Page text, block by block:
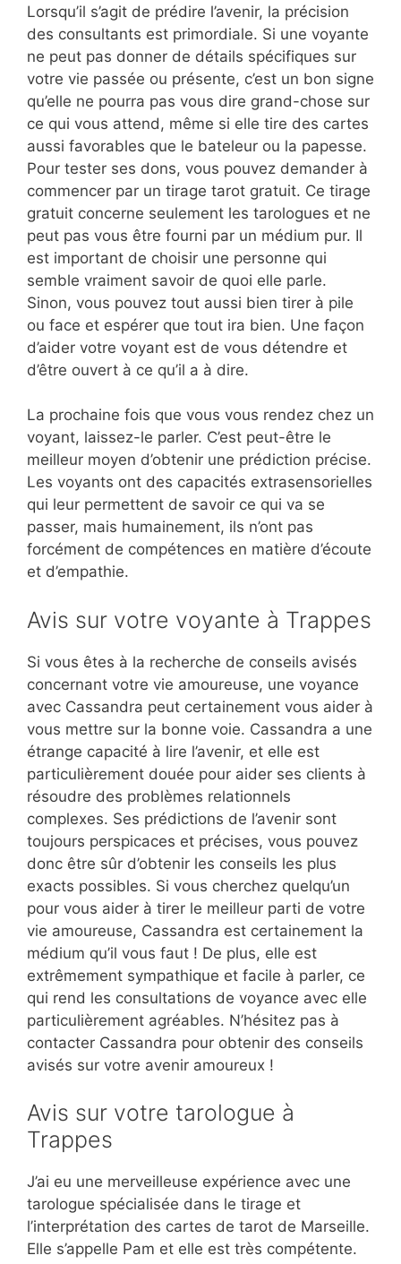
Lorsqu’il s’agit de prédire l’avenir, la précision
des consultants est primordiale. Si une voyante
ne peut pas donner de détails spécifiques sur
votre vie passée ou présente, c’est un bon signe
qu’elle ne pourra pas vous dire grand-chose sur
ce qui vous attend, même si elle tire des cartes
aussi favorables que le bateleur ou la papesse.
Pour tester ses dons, vous pouvez demander à
commencer par un tirage tarot gratuit. Ce tirage
gratuit concerne seulement les tarologues et ne
peut pas vous être fourni par un médium pur. Il
est important de choisir une personne qui
semble vraiment savoir de quoi elle parle.
Sinon, vous pouvez tout aussi bien tirer à pile
ou face et espérer que tout ira bien. Une façon
d’aider votre voyant est de vous détendre et
d’être ouvert à ce qu’il a à dire.
La prochaine fois que vous vous rendez chez un
voyant, laissez-le parler. C’est peut-être le
meilleur moyen d’obtenir une prédiction précise.
Les voyants ont des capacités extrasensorielles
qui leur permettent de savoir ce qui va se
passer, mais humainement, ils n’ont pas
forcément de compétences en matière d’écoute
et d’empathie.
Avis sur votre voyante à Trappes
Si vous êtes à la recherche de conseils avisés
concernant votre vie amoureuse, une voyance
avec Cassandra peut certainement vous aider à
vous mettre sur la bonne voie. Cassandra a une
étrange capacité à lire l’avenir, et elle est
particulièrement douée pour aider ses clients à
résoudre des problèmes relationnels
complexes. Ses prédictions de l’avenir sont
toujours perspicaces et précises, vous pouvez
donc être sûr d’obtenir les conseils les plus
exacts possibles. Si vous cherchez quelqu’un
pour vous aider à tirer le meilleur parti de votre
vie amoureuse, Cassandra est certainement la
médium qu’il vous faut ! De plus, elle est
extrêmement sympathique et facile à parler, ce
qui rend les consultations de voyance avec elle
particulièrement agréables. N’hésitez pas à
contacter Cassandra pour obtenir des conseils
avisés sur votre avenir amoureux !
Avis sur votre tarologue à
Trappes
J’ai eu une merveilleuse expérience avec une
tarologue spécialisée dans le tirage et
l’interprétation des cartes de tarot de Marseille.
Elle s’appelle Pam et elle est très compétente.